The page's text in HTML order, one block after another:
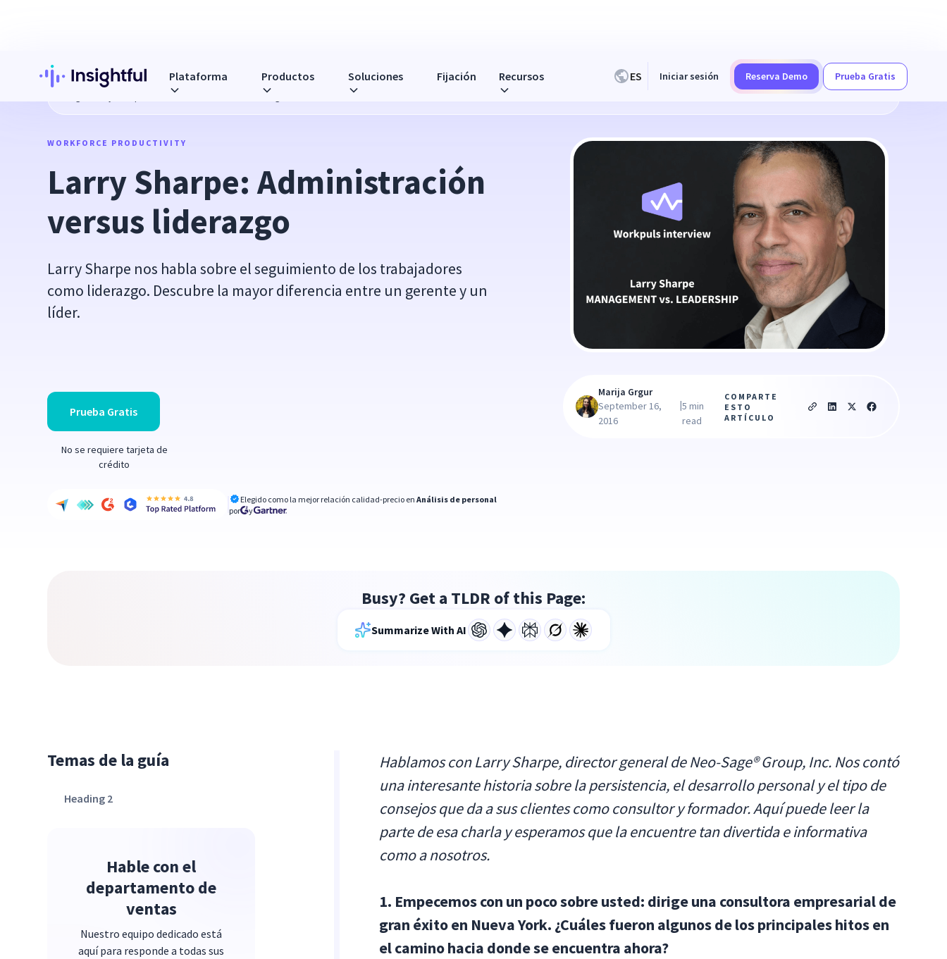
Plataforma Productos Soluciones Fijación Recursos ES Iniciar sesión Reserva Demo
Prueba Gratis
Larry Sharpe: Administración versus liderazgo
WORKFORCE PRODUCTIVITY
Larry Sharpe: Administración
versus liderazgo
Larry Sharpe nos habla sobre el seguimiento de los trabajadores
como liderazgo. Descubre la mayor diferencia entre un gerente y un
líder.
Prueba Gratis
No se requiere tarjeta de
crédito
Elegido como la mejor relación calidad-precio enAnálisis de personal
por
y
Marija Grgur
September 16,
2016
|5 min
read
COMPARTE
ESTO
ARTÍCULO
Busy? Get a TLDR of this Page:
Summarize With AI
Temas de la guía
Heading 2
Hable con el
departamento de
ventas
Nuestro equipo dedicado está
aquí para responde a todas sus
Hablamos con Larry Sharpe, director general de Neo-Sage® Group, Inc. Nos contó
una interesante historia sobre la persistencia, el desarrollo personal y el tipo de
consejos que da a sus clientes como consultor y formador. Aquí puede leer la
parte de esa charla y esperamos que la encuentre tan divertida e informativa
como a nosotros.
1. Empecemos con un poco sobre usted: dirige una consultora empresarial de
gran éxito en Nueva York. ¿Cuáles fueron algunos de los principales hitos en
el camino hacia donde se encuentra ahora?